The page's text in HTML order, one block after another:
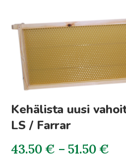
Ohjeet ja vinkit
Kehälista uusi
LS / Farrar
43.50€ – 51.50€